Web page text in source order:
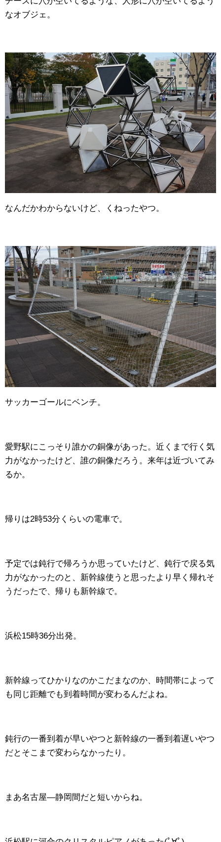
なオブジェ。
なんだかわからないけど、くねったやつ。
サッカーゴールにベンチ。
愛野駅にこっそり誰かの銅像があった。近くまで行く気
力がなかったけど、誰の銅像だろう。来年は近づいてみ
るか。
帰りは2時53分くらいの電車で。
予定では鈍行で帰ろうか思っていたけど、鈍行で戻る気
力がなかったのと、新幹線使うと思ったより早く帰れそ
うだったで、帰りも新幹線で。
浜松15時36分出発。
新幹線ってひかりなのかこだまなのか、時間帯によって
も同じ距離でも到着時間が変わるんだよね。
鈍行の一番到着が早いやつと新幹線の一番到着遅いやつ
だとそこまで変わらなかったり。
まあ名古屋―静岡間だと短いからね。